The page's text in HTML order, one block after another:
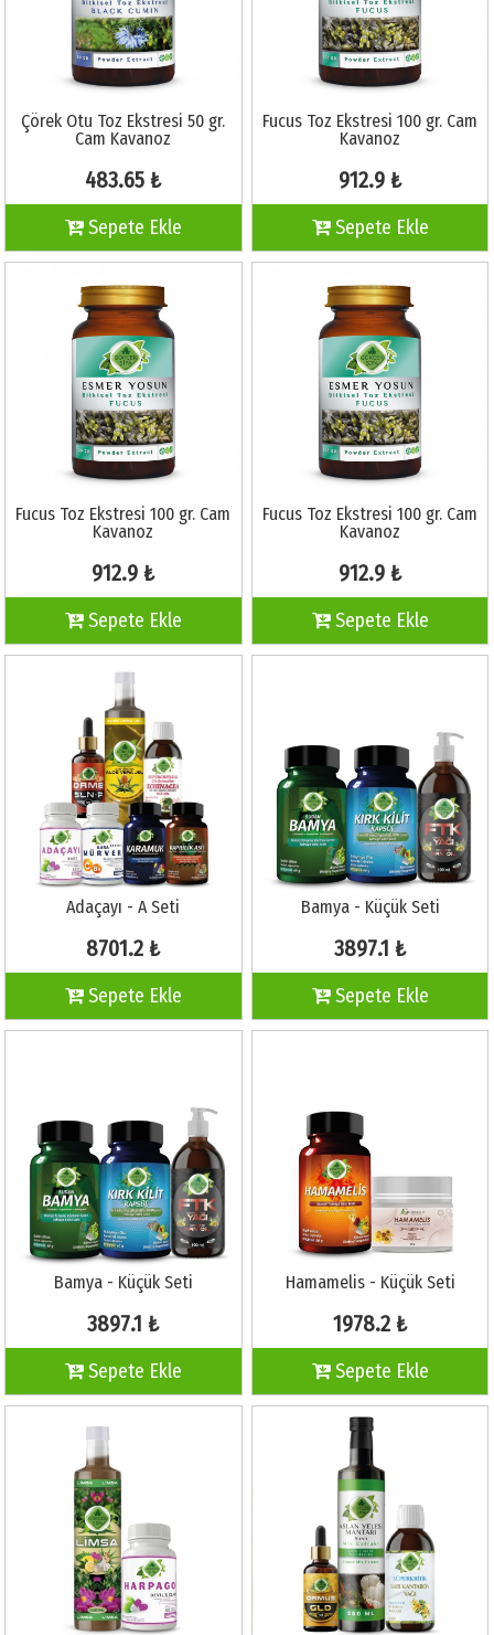
Çörek Otu Toz Ekstresi 50 gr.
Cam Kavanoz
483.65 ₺
Sepete Ekle
Fucus Toz Ekstresi 100 gr. Cam
Kavanoz
912.9 ₺
Sepete Ekle
Fucus Toz Ekstresi 100 gr. Cam
Kavanoz
912.9 ₺
Sepete Ekle
Fucus Toz Ekstresi 100 gr. Cam
Kavanoz
912.9 ₺
Sepete Ekle
Adaçayı - A Seti
8701.2 ₺
Sepete Ekle
Bamya - Küçük Seti
3897.1 ₺
Sepete Ekle
Bamya - Küçük Seti
3897.1 ₺
Sepete Ekle
Hamamelis - Küçük Seti
1978.2 ₺
Sepete Ekle